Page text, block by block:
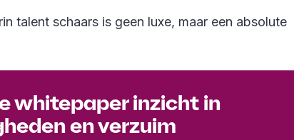
talent schaars is geen luxe, maar een absolute
whitepaper inzicht in
en verzuim